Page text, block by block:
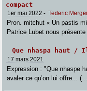
compact
1er mai 2022 - Tederic
Pron. mitchut « Un pastis
Patrice Lubet nous
Que nhaspa haut /
17 mars 2021
Expression : "Que nhaspe
avaler ce qu’on lui offre...